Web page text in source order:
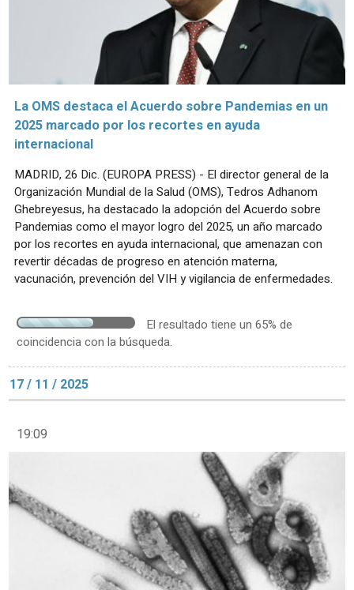
La OMS destaca el Acuerdo sobre Pandemias en un
2025 marcado por los recortes en ayuda
internacional
MADRID, 26 Dic. (EUROPA PRESS) - El director general de la
Organización Mundial de la Salud (OMS), Tedros Adhanom
Ghebreyesus, ha destacado la adopción del Acuerdo sobre
Pandemias como el mayor logro del 2025, un año marcado
por los recortes en ayuda internacional, que amenazan con
revertir décadas de progreso en atención materna,
vacunación, prevención del VIH y vigilancia de enfermedades.
El resultado tiene un 65% de
coincidencia con la búsqueda.
17 / 11 / 2025
19:09